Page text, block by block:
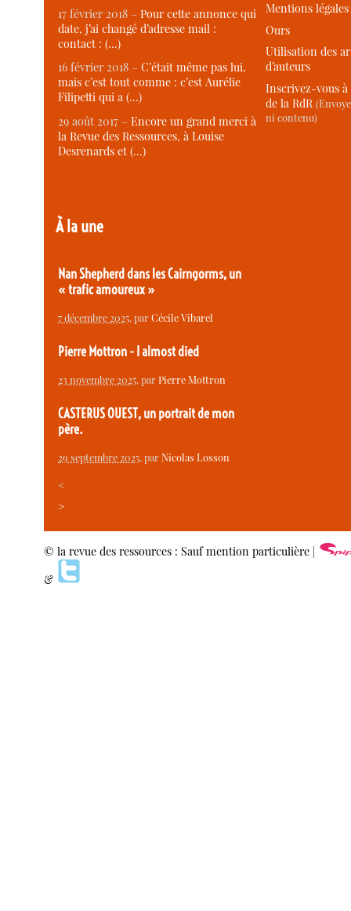
17 février 2018 –Pour cette annonce qui
date, j’ai changé d’adresse mail :
contact : (…)
16 février 2018 –C’était même pas lui,
mais c’est tout comme : c’est Aurélie
Filipetti qui a (…)
29 août 2017 –Encore un grand merci à
la Revue des Ressources, à Louise
Desrenards et (…)
À la une
Nan Shepherd dans les Cairngorms, un
« trafic amoureux »
7 décembre 2025, parCécile Vibarel
Pierre Mottron - I almost died
23 novembre 2025, parPierre Mottron
CASTERUS OUEST, un portrait de mon
père.
29 septembre 2025, parNicolas Losson
<
>
Mentions légales
Ours
Utilisation des
d’auteurs
Inscrivez-vous
de la RdR
ni contenu)
© la revue des ressources : Sauf mention particulière |
&